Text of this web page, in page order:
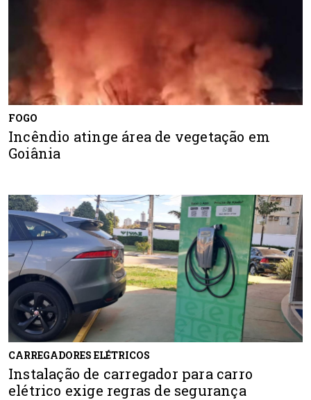
FOGO
Incêndio atinge área de vegetação em
Goiânia
CARREGADORES ELÉTRICOS
Instalação de carregador para carro
elétrico exige regras de segurança